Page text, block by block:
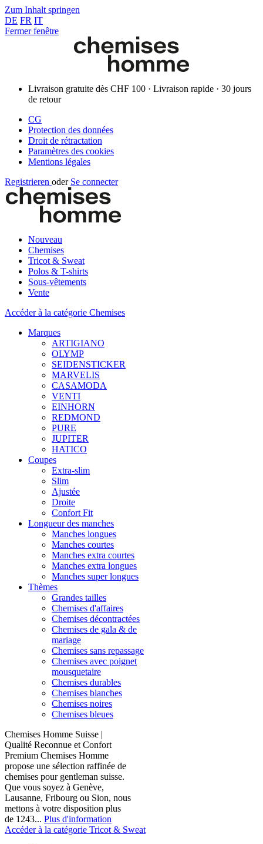
Zum Inhalt springen
DE FR IT
Fermer fenêtre
Livraison gratuite dès CHF 100 · Livraison rapide · 30 jours
de retour
CG
Protection des données
Droit de rétractation
Paramètres des cookies
Mentions légales
Registrieren oder Se connecter
Nouveau
Chemises
Tricot & Sweat
Polos & T-shirts
Sous-vêtements
Vente
Accéder à la catégorie Chemises
Marques
ARTIGIANO
OLYMP
SEIDENSTICKER
MARVELIS
CASAMODA
VENTI
EINHORN
REDMOND
PURE
JUPITER
HATICO
Coupes
Extra-slim
Slim
Ajustée
Droite
Confort Fit
Longueur des manches
Manches longues
Manches courtes
Manches extra courtes
Manches extra longues
Manches super longues
Thèmes
Grandes tailles
Chemises d'affaires
Chemises décontractées
Chemises de gala & de
mariage
Chemises sans repassage
Chemises avec poignet
mousquetaire
Chemises durables
Chemises blanches
Chemises noires
Chemises bleues
Chemises Homme Suisse |
Qualité Reconnue et Confort
Premium Chemises Homme
propose une sélection raffinée de
chemises pour gentleman suisse.
Que vous soyez à Genève,
Lausanne, Fribourg ou Sion, nous
mettons à votre disposition plus
de 1243... Plus d'information
Accéder à la catégorie Tricot & Sweat